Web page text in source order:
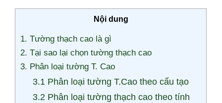
Nội dung
1. Tường thạch cao là gì
2. Tại sao lại chọn tường thạch cao
3. Phân loại tường T. Cao
3.1 Phân loại tường T.Cao theo cấu tạo
3.2 Phân loại tường thạch cao theo tính